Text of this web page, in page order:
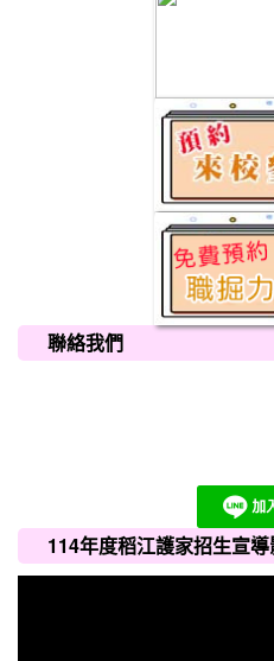
聯絡我們
114年度稻江護家招生宣